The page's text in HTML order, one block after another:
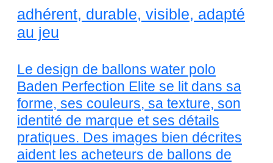
adhérent, durable, visible, adapté
au jeu
Le design de ballons water polo
Baden Perfection Elite se lit dans sa
forme, ses couleurs, sa texture, son
identité de marque et ses détails
pratiques. Des images bien décrites
aident les acheteurs de ballons de